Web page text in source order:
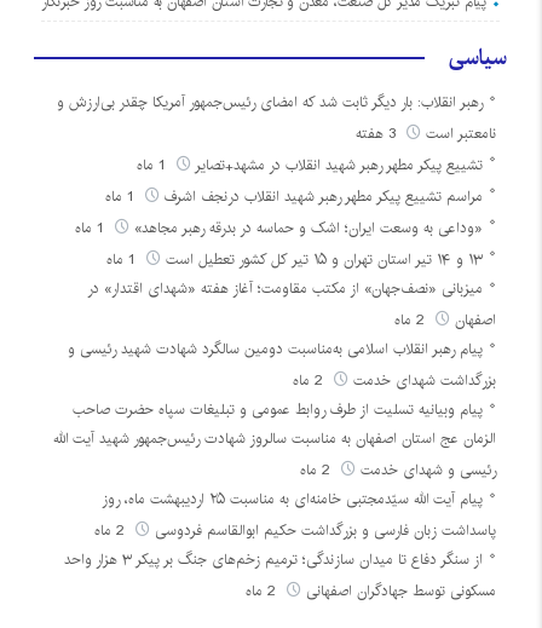
سیاسی
رهبر انقلاب: بار دیگر ثابت شد که امضای رئیس‌جمهور آمریکا چقدر بی‌ارزش و
نامعتبر است
3 هفته
تشییع پیکر مطهر رهبر شهید انقلاب در مشهد+تصایر
مراسم تشییع پیکر مطهر رهبر شهید انقلاب درنجف اشرف
«وداعی به وسعت ایران؛ اشک و حماسه در بدرقه رهبر مجاهد»
۱۳ و ۱۴ تیر استان تهران و ۱۵ تیر کل کشور تعطیل است
میزبانی «نصف‌جهان» از مکتب مقاومت؛ آغاز هفته «شهدای اقتدار» در
اصفهان
پیام رهبر انقلاب اسلامی به‌مناسبت دومین سالگرد شهادت شهید رئیسی و
بزرگداشت شهدای خدمت
پیام وبیانیه تسلیت از طرف روابط عمومی و تبلیغات سپاه حضرت صاحب
الزمان عج استان اصفهان به مناسبت سالروز شهادت رئیس‌جمهور شهید آیت الله
رئیسی و شهدای خدمت
پیام آیت الله سیّدمجتبی خامنه‌ای به مناسبت ۲۵ اردیبهشت ماه، روز
پاسداشت زبان فارسی و بزرگداشت حکیم ابوالقاسم فردوسی
از سنگر دفاع تا میدان سازندگی؛ ترمیم زخم‌های جنگ بر پیکر ۳ هزار واحد
مسکونی توسط جهادگران اصفهانی